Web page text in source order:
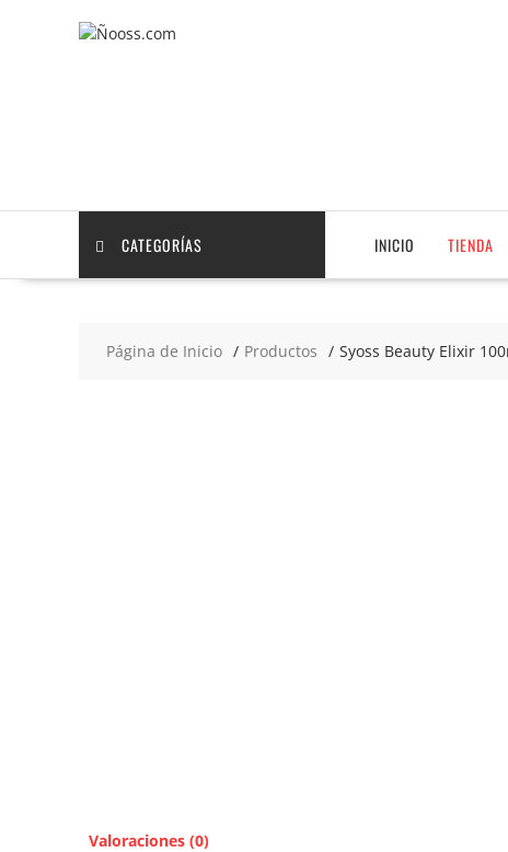
CATEGORÍAS INICIO TIENDA
Página de Inicio Productos Syoss Beauty Elixir
Valoraciones (0)